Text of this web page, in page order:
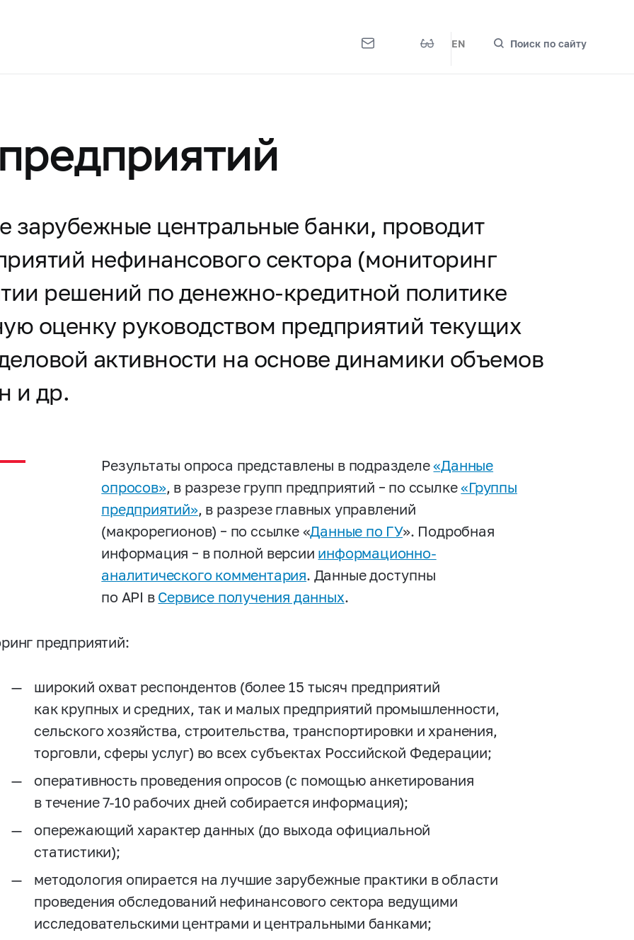
EN Поиск по сайту
зарубежные центральные банки, проводит
нефинансового сектора (мониторинг
решений по денежно-кредитной политике
оценку руководством предприятий текущих
активности на основе динамики объемов
и др.
Результаты опроса представлены в подразделе«Данные
опросов», в разрезе групп предприятий – по ссылке«Группы
предприятий», в разрезе главных управлений
(макрорегионов) – по ссылке «Данные по ГУ». Подробная
информация – в полной версии информационно-
аналитического комментария. Данные доступны
по API в Сервисе получения данных.
предприятий:
широкий охват респондентов (более 15 тысяч предприятий
как крупных и средних, так и малых предприятий промышленности,
сельского хозяйства, строительства, транспортировки и хранения,
торговли, сферы услуг) во всех субъектах Российской Федерации;
оперативность проведения опросов (с помощью анкетирования
в течение7-10рабочих дней собирается информация);
опережающий характер данных (до выхода официальной
статистики);
методология опирается на лучшие зарубежные практики в области
проведения обследований нефинансового сектора ведущими
исследовательскими центрами и центральными банками;